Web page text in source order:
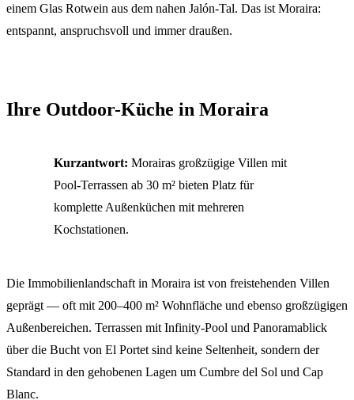
einem Glas Rotwein aus dem nahen Jalón-Tal. Das ist Moraira:
entspannt, anspruchsvoll und immer draußen.
Ihre Outdoor-Küche in Moraira
Kurzantwort: Morairas großzügige Villen mit
Pool-Terrassen ab 30 m² bieten Platz für
komplette Außenküchen mit mehreren
Kochstationen.
Die Immobilienlandschaft in Moraira ist von freistehenden Villen
geprägt — oft mit 200–400 m² Wohnfläche und ebenso großzügigen
Außenbereichen. Terrassen mit Infinity-Pool und Panoramablick
über die Bucht von El Portet sind keine Seltenheit, sondern der
Standard in den gehobenen Lagen um Cumbre del Sol und Cap
Blanc.